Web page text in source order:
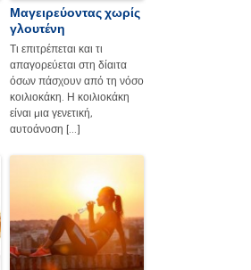
Μαγειρεύοντας χωρίς
γλουτένη
Τι επιτρέπεται και τι
απαγορεύεται στη δίαιτα
όσων πάσχουν από τη νόσο
κοιλιοκάκη. Η κοιλιοκάκη
είναι µια γενετική,
αυτοάνοση […]